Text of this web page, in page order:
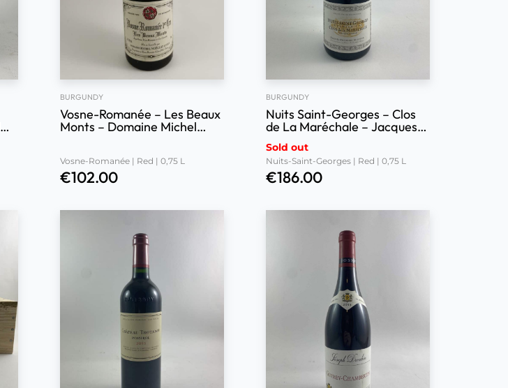
BURGUNDY
Vosne-Romanée – Les Beaux
Monts – Domaine Michel
Vosne-Romanée | Red | 0,75 L
€102.00
BURGUNDY
Nuits Saint-Georges – Clos
de La Maréchale – Jacques-
Frédéric Mugnier 2015
Sold out
Nuits-Saint-Georges | Red | 0,75 L
€186.00